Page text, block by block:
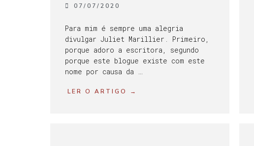
07/07/2020
Para mim é sempre uma alegria
divulgar Juliet Marillier. Primeiro,
porque adoro a escritora, segundo
porque este blogue existe com este
nome por causa da …
LER O ARTIGO →